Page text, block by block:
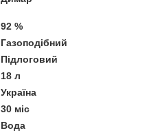
92 %
Газоподібний
Підлоговий
18 л
Україна
30 міс
Вода